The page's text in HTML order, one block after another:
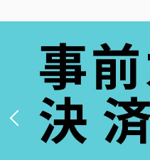
2
セミダブルサイズ / 幅
Wi-Fiあり（無料）